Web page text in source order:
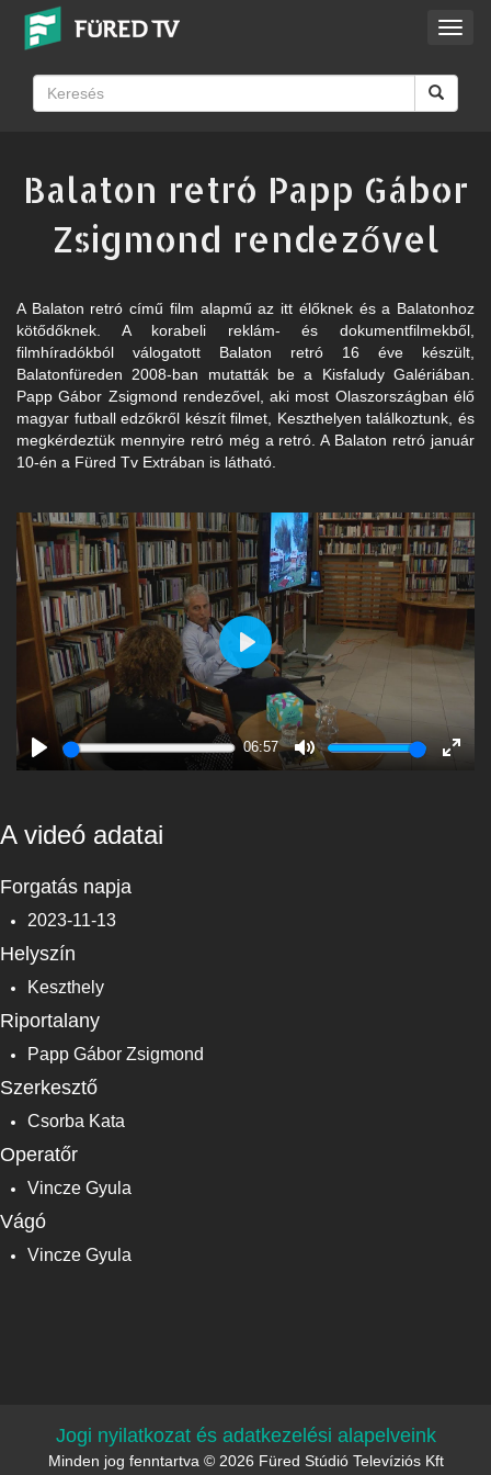
Balaton retró Papp Gábor
Zsigmond rendezővel
A Balaton retró című film alapmű az itt élőknek és a Balatonhoz
kötődőknek. A korabeli reklám- és dokumentfilmekből,
filmhíradókból válogatott Balaton retró 16 éve készült,
Balatonfüreden 2008-ban mutatták be a Kisfaludy Galériában.
Papp Gábor Zsigmond rendezővel, aki most Olaszországban élő
magyar futball edzőkről készít filmet, Keszthelyen találkoztunk, és
megkérdeztük mennyire retró még a retró. A Balaton retró január
10-én a Füred Tv Extrában is látható.
Play
06:57
Mute
Play
A videó adatai
Forgatás napja
2023-11-13
Helyszín
Keszthely
Riportalany
Papp Gábor Zsigmond
Szerkesztő
Csorba Kata
Operatőr
Vincze Gyula
Vágó
Vincze Gyula
Jogi nyilatkozat és adatkezelési alapelveink
Minden jog fenntartva © 2026 Füred Stúdió Televíziós Kft